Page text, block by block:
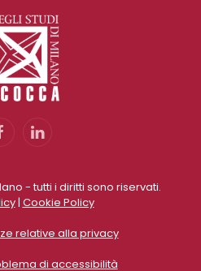
- tutti i diritti sono riservati.
| Cookie Policy
relative alla privacy
di accessibilità